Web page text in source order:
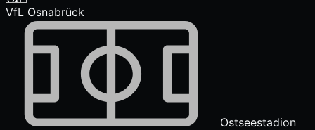
VfL Osnabrück
Ostseestadion